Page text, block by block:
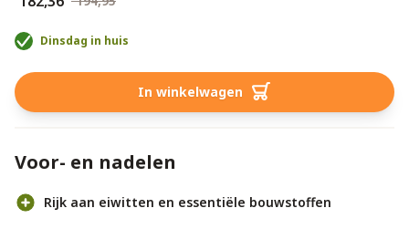
Dinsdag in huis
In winkelwagen
Voor- en nadelen
Rijk aan eiwitten en essentiële bouwstoffen